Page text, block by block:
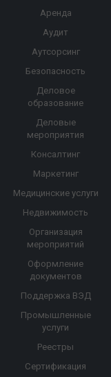
Аренда
Аудит
Аутсорсинг
Безопасность
Деловое
образование
Деловые
мероприятия
Консалтинг
Маркетинг
Медицинские услуги
Недвижимость
Организация
мероприятий
Оформление
документов
Поддержка ВЭД
Промышленные
услуги
Реестры
Сертификация